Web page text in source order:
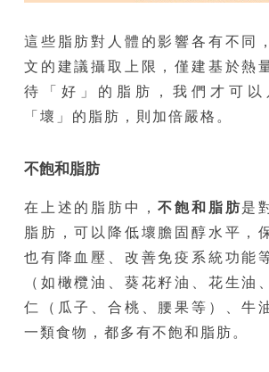
這些脂肪對人體的影響各有不同
文的建議攝取上限，僅建基於熱
待「好」的脂肪，我們才可以
「壞」的脂肪，則加倍嚴格。
不飽和脂肪
在上述的脂肪中，不飽和脂肪是
脂肪，可以降低壞膽固醇水平，
也有降血壓、改善免疫系統功能
（如橄欖油、葵花籽油、花生油
仁（瓜子、合桃、腰果等）、牛
一類食物，都多有不飽和脂肪。